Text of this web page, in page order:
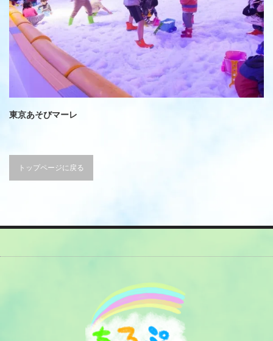
東京あそびマーレ
トップページに戻る